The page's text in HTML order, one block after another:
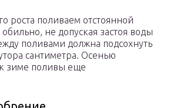
роста поливаем отстоянной
не допуская застоя воды
поливами должна подсохнуть
сантиметра. Осенью
зиме поливы еще